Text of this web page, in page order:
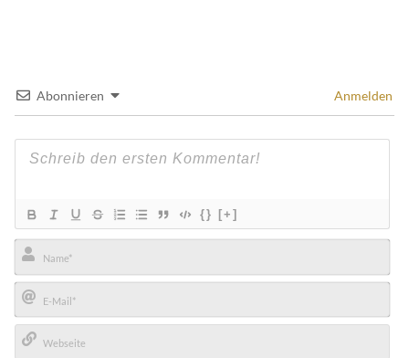
Abonnieren Anmelden
{} [+]
Name*
E-
Mail*